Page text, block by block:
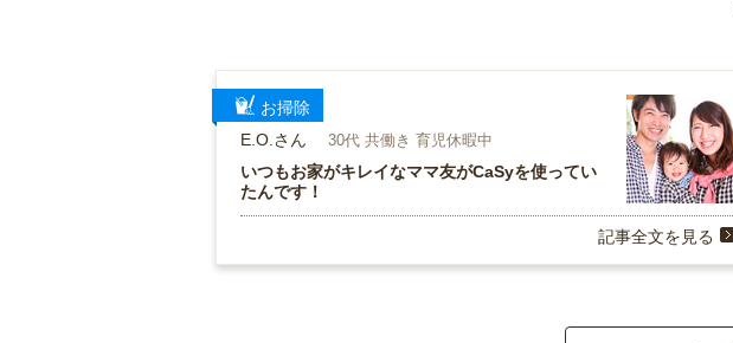
お掃除
E.O.さん
30代 共働き 育児休暇中
いつもお家がキレイなママ友がCaSyを使ってい
たんです！
記事全文を見る